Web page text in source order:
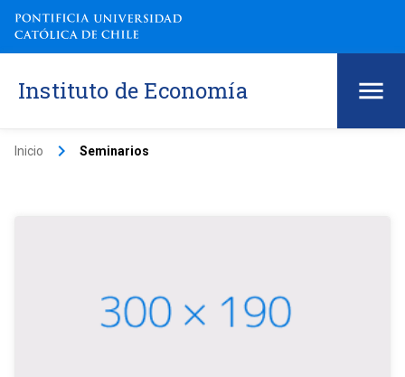
Instituto de Economía
Inicio keyboard_arrow_right Seminarios